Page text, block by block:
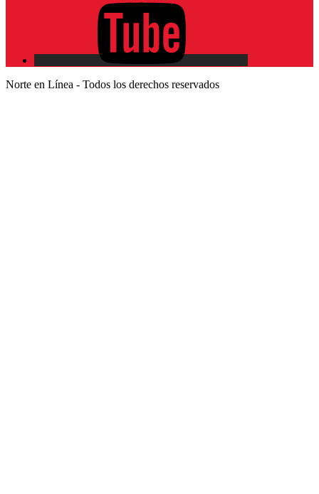
Norte en Línea - Todos los derechos reservados